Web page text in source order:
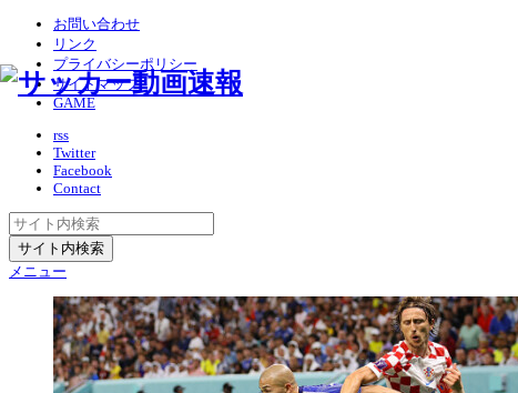
お問い合わせ
リンク
プライバシーポリシー
サイトマップ
GAME
rss
Twitter
Facebook
Contact
メニュー